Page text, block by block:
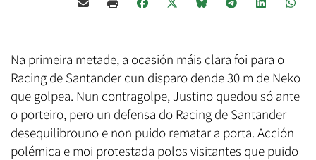
Na primeira metade, a ocasión máis clara foi para o
Racing de Santander cun disparo dende 30 m de Neko
que golpea. Nun contragolpe, Justino quedou só ante
o porteiro, pero un defensa do Racing de Santander
desequilibrouno e non puido rematar a porta. Acción
polémica e moi protestada polos visitantes que puido